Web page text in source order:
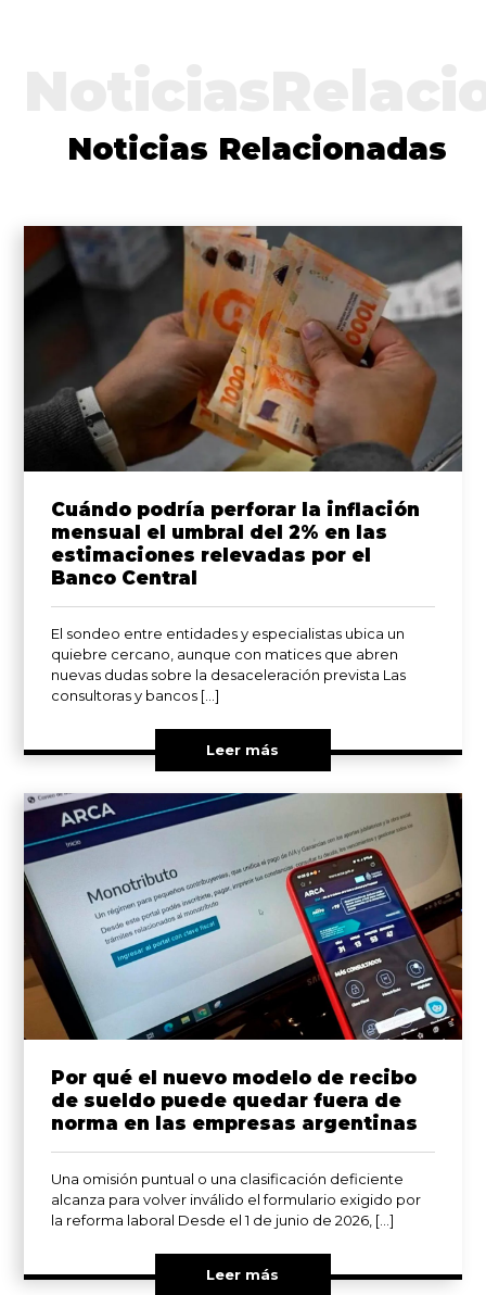
Noticias Relacionadas
Cuándo podría perforar la inflación
mensual el umbral del 2% en las
estimaciones relevadas por el
Banco Central
El sondeo entre entidades y especialistas ubica un
quiebre cercano, aunque con matices que abren
nuevas dudas sobre la desaceleración prevista Las
consultoras y bancos […]
Leer más
Por qué el nuevo modelo de recibo
de sueldo puede quedar fuera de
norma en las empresas argentinas
Una omisión puntual o una clasificación deficiente
alcanza para volver inválido el formulario exigido por
la reforma laboral Desde el 1 de junio de 2026, […]
Leer más